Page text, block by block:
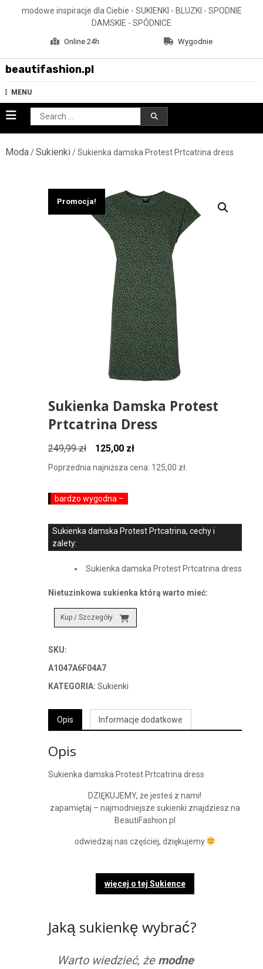
modowe inspiracje dla Ciebie - SUKIENKI - BLUZKI - SPODNIE
DAMSKIE - SPÓDNICE
Online 24h Wygodnie
beautifashion.pl
MENU
Search
for:
Moda/Sukienki/ Sukienka damska Protest Prtcatrina dress
Promocja!
Sukienka Damska Protest
Prtcatrina Dress
249,99zł
Pierwotna
cena
249,99 zł.
125,00 złAktualna
cena
Poprzednia najniższa cena: 125,00 zł.
bardzo wygodna –
Sukienka damska Protest Prtcatrina, cechy i
zalety:
Sukienka damska Protest Prtcatrina dress
Nietuzinkowa sukienka którą warto mieć:
Kup / Szczegóły
SKU:
A1047A6F04A7
KATEGORIA: Sukienki
Opis Informacje dodatkowe
Opis
Sukienka damska Protest Prtcatrina dress
DZIĘKUJEMY, że jesteś z nami!
zapamiętaj – najmodniejsze sukienki znajdziesz na
BeautiFashion.pl
odwiedzaj nas częściej, dziękujemy
więcej o tej Sukience
Jaką sukienkę wybrać?
Warto wiedzieć, że modne